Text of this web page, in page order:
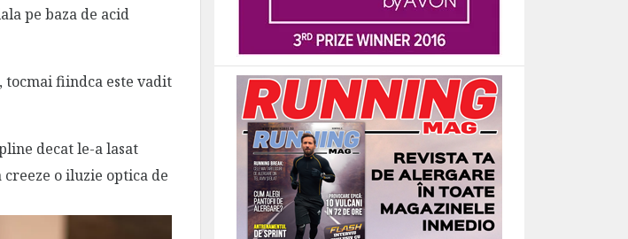
pe baza de acid
fiindca este vadit
decat le-a lasat
o iluzie optica de